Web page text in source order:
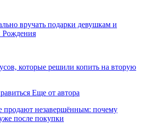
вручать подарки девушкам и
которые решили копить на вторую
Еще от автора
продают незавершённым: почему
после покупки